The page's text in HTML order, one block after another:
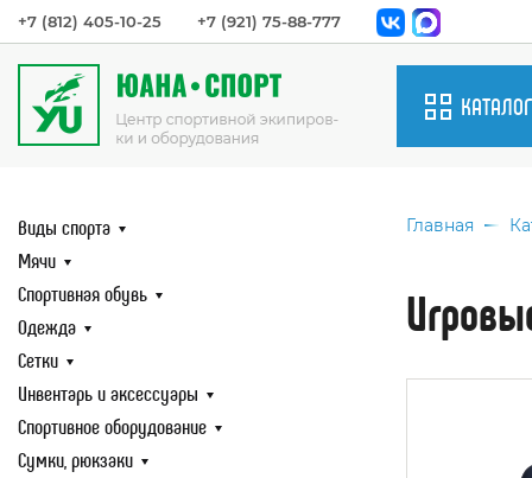
+7 (812) 405-10-25 +7 (921) 75-88-777
КАТАЛОГ
Мячи
Сетки
Инвентарь
Виды спорта
Мячи
Спортивная обувь
Одежда
Сетки
Инвентарь и аксессуары
Спортивное оборудование
Сумки, рюкзаки
Главная